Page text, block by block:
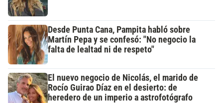
Desde Punta Cana, Pampita habló sobre
Martín Pepa y se confesó: "No negocio la
falta de lealtad ni de respeto"
El nuevo negocio de Nicolás, el marido de
Rocío Guirao Díaz en el desierto: de
heredero de un imperio a astrofotógrafo